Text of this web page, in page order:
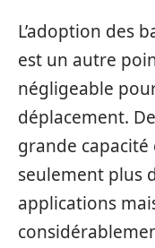
L’adoption des
est un autre
négligeable
déplacement.
grande
seulement plus
applications